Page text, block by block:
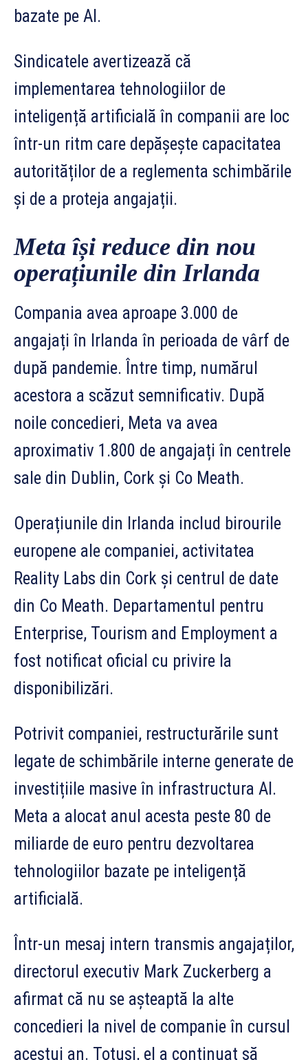
bazate pe AI.
Sindicatele avertizează că
implementarea tehnologiilor de
inteligență artificială în companii are loc
într-un ritm care depășește capacitatea
autorităților de a reglementa schimbările
și de a proteja angajații.
Meta își reduce din nou
operațiunile din Irlanda
Compania avea aproape 3.000 de
angajați în Irlanda în perioada de vârf de
după pandemie. Între timp, numărul
acestora a scăzut semnificativ. După
noile concedieri, Meta va avea
aproximativ 1.800 de angajați în centrele
sale din Dublin, Cork și Co Meath.
Operațiunile din Irlanda includ birourile
europene ale companiei, activitatea
Reality Labs din Cork și centrul de date
din Co Meath. Departamentul pentru
Enterprise, Tourism and Employment a
fost notificat oficial cu privire la
disponibilizări.
Potrivit companiei, restructurările sunt
legate de schimbările interne generate de
investițiile masive în infrastructura AI.
Meta a alocat anul acesta peste 80 de
miliarde de euro pentru dezvoltarea
tehnologiilor bazate pe inteligență
artificială.
Într-un mesaj intern transmis angajaților,
directorul executiv Mark Zuckerberg a
afirmat că nu se așteaptă la alte
concedieri la nivel de companie în cursul
acestui an. Totuși, el a continuat să